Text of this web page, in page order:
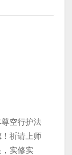
空行护法
祈请上师
实修实